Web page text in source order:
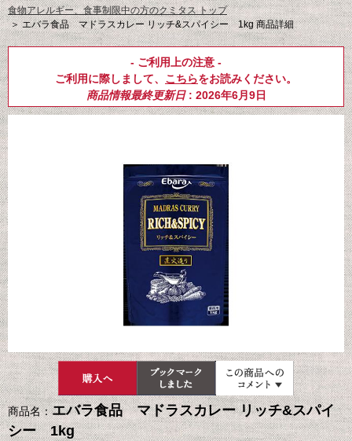
食物アレルギー、食事制限中の方のクミタス トップ
＞エバラ食品 マドラスカレー リッチ&スパイシー 1kg 商品詳細
- ご利用上の注意 -
ご利用に際しまして、 こちらをお読みください。
商品情報最終更新日: 2026年6月9日
商品名：エバラ食品 マドラスカレー リッチ&スパイ
シー 1kg